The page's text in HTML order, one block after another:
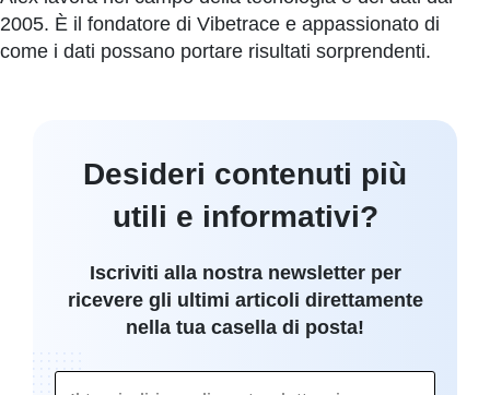
2005. È il fondatore di Vibetrace e appassionato di
come i dati possano portare risultati sorprendenti.
Desideri contenuti più
utili e informativi?
Iscriviti alla nostra newsletter per
ricevere gli ultimi articoli direttamente
nella tua casella di posta!